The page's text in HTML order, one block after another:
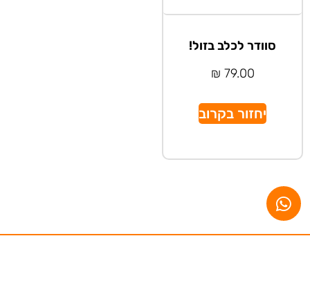
סוודר לכלב בזול!
79.00
₪
יחזור בקרוב